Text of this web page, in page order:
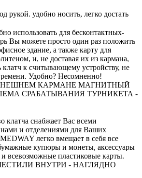
рукой. удобно носить, легко достать
использовать для бесконтактных-
Вы можете просто один раз положить
здание, а также карту для
и, не доставая их из кармана,
клатч к считывающему устройству, не
Удобно? Несомненно!
КАРМАНЕ МАГНИТНЫЙ
СРАБАТЫВАНИЯ ТУРНИКЕТА -
клатча снабжает Вас всеми
и отделениями для Ваших
легко вмещает в себя все
купюры и монеты, аксессуары
всевозможные пластиковые карты.
ВНУТРИ - НАГЛЯДНО